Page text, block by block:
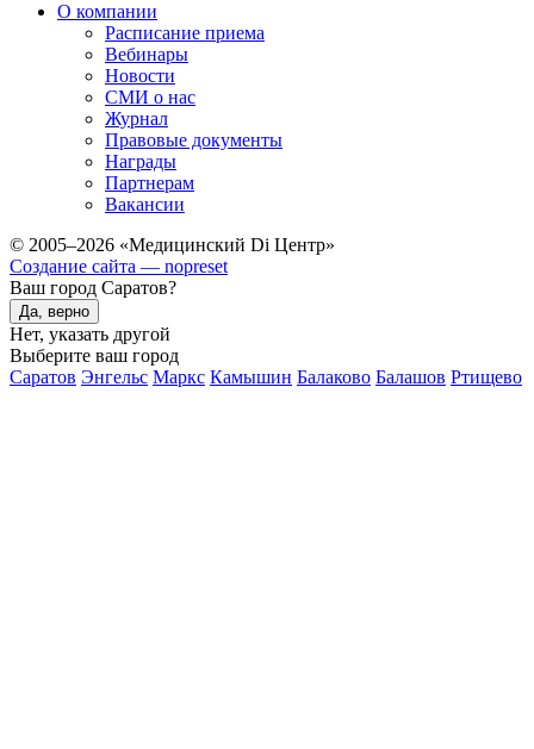
О компании
Расписание приема
Вебинары
Новости
СМИ о нас
Журнал
Правовые документы
Награды
Партнерам
Вакансии
© 2005–2026 «Медицинский Di Центр»
Создание сайта — nopreset
Ваш город Саратов?
Да, верно
Нет, указать другой
Выберите ваш город
Саратов Энгельс Маркс Камышин Балаково Балашов Ртищево